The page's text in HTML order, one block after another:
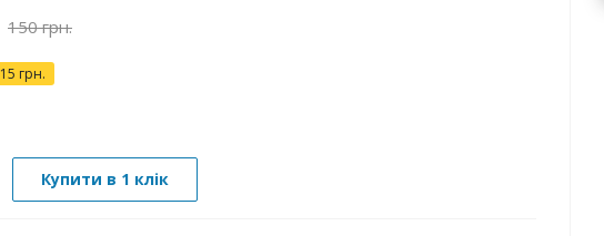
150грн.
15 грн.
Купити в 1 клік